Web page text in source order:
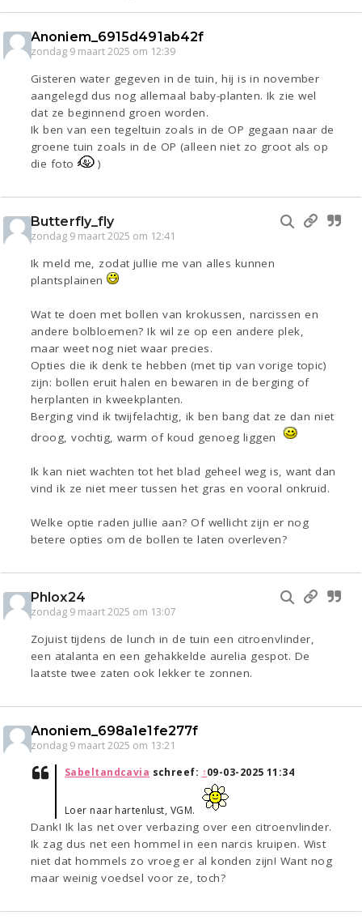
Anoniem_6915d491ab42f
zondag 9 maart 2025 om 12:39
Gisteren water gegeven in de tuin, hij is in november
aangelegd dus nog allemaal baby-planten. Ik zie wel
dat ze beginnend groen worden.
Ik ben van een tegeltuin zoals in de OP gegaan naar de
groene tuin zoals in de OP (alleen niet zo groot als op
die foto
)
Butterfly_fly
zondag 9 maart 2025 om 12:41
Ik meld me, zodat jullie me van alles kunnen
plantsplainen
Wat te doen met bollen van krokussen, narcissen en
andere bolbloemen? Ik wil ze op een andere plek,
maar weet nog niet waar precies.
Opties die ik denk te hebben (met tip van vorige topic)
zijn: bollen eruit halen en bewaren in de berging of
herplanten in kweekplanten.
Berging vind ik twijfelachtig, ik ben bang dat ze dan niet
droog, vochtig, warm of koud genoeg liggen
Ik kan niet wachten tot het blad geheel weg is, want dan
vind ik ze niet meer tussen het gras en vooral onkruid.
Welke optie raden jullie aan? Of wellicht zijn er nog
betere opties om de bollen te laten overleven?
Phlox24
zondag 9 maart 2025 om 13:07
Zojuist tijdens de lunch in de tuin een citroenvlinder,
een atalanta en een gehakkelde aurelia gespot. De
laatste twee zaten ook lekker te zonnen.
Anoniem_698a1e1fe277f
zondag 9 maart 2025 om 13:21
Sabeltandcavia schreef: ↑09-03-2025 11:34
Loer naar hartenlust, VGM.
Dank! Ik las net over verbazing over een citroenvlinder.
Ik zag dus net een hommel in een narcis kruipen. Wist
niet dat hommels zo vroeg er al konden zijn! Want nog
maar weinig voedsel voor ze, toch?